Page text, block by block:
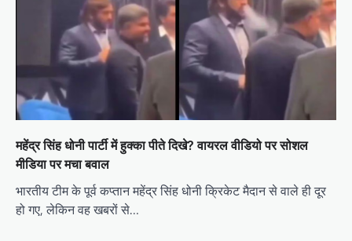
महेंद्र सिंह धोनी पार्टी में हुक्का पीते दिखे? वायरल वीडियो पर सोशल
मीडिया पर मचा बवाल
भारतीय टीम के पूर्व कप्तान महेंद्र सिंह धोनी क्रिकेट मैदान से वाले ही दूर
हो गए, लेकिन वह खबरों से…